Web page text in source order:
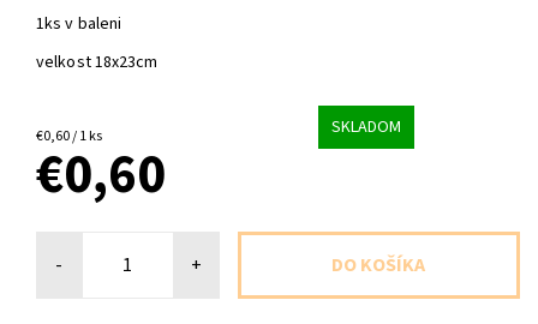
1ks v baleni
velkost 18x23cm
€0,60 / 1 ks SKLADOM
€0,60
- +